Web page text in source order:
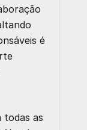
é
todas as